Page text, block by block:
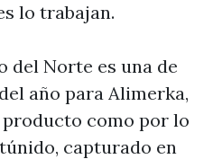
lo trabajan.
del Norte es una de
año para Alimerka,
como por lo
capturado en